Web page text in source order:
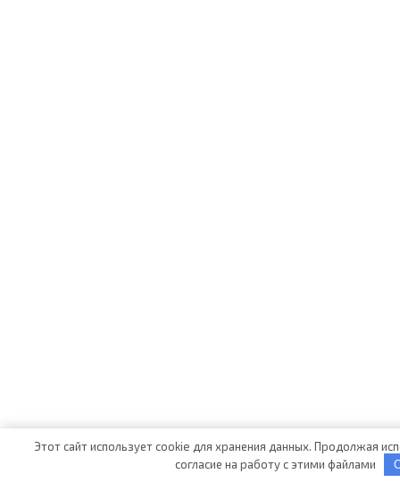
Этот сайт использует cookie для хранения данных. Продолжая
согласие на работу с этими файлами